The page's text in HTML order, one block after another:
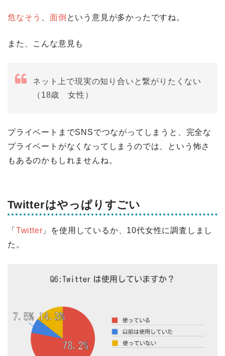
危なそう 、面倒 という意見が多かったですね。
また、こんな意見も
ネット上で現実の知り合いと繋がりたくない
（18歳 女性）
プライベートまでSNSでつながってしまうと、完全な
プライベートがなくなってしまうのでは、という怖さ
もあるのかもしれませんね。
Twitterはやっぱりすごい
「 Twitter 」を使用しているか、10代女性に調査しまし
た。